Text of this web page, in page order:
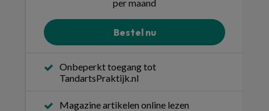
per maand
Bestel nu
Onbeperkt toegang tot
TandartsPraktijk.nl
Magazine artikelen online lezen